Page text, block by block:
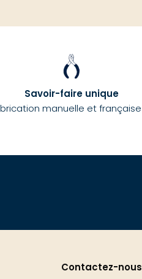
Savoir-faire unique
manuelle et française
Contactez-nous